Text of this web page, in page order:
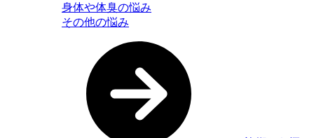
身体や体臭の悩み
その他の悩み